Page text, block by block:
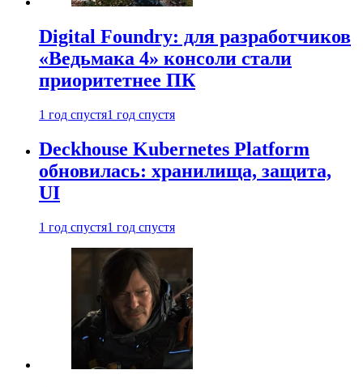
Digital Foundry: для разработчиков
«Ведьмака 4» консоли стали
приоритетнее ПК
1 год спустя1 год спустя
Deckhouse Kubernetes Platform
обновилась: хранилища, защита,
UI
1 год спустя1 год спустя